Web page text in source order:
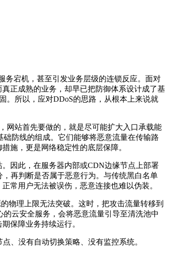
宕机，甚至引发业务层级的连锁反应。面对
正成熟的业务，却早已把防御体系设计成了基
。所以，应对DDoS的思路，从根本上来说就
站首先要做的，就是尽可能扩大入口承载能
防线的组成。它们能够将恶意流量在传输路
施，更是网络稳定性的底层保障。
因此，在服务器内部或CDN边缘节点上部署
再判断是否属于恶意行为。与传统黑白名单
常用户无法被误伤，恶意连接也难以伪装。
物理上限无法突破。这时，把攻击流量转移到
云安全服务，会将恶意流量引导至清洗池中
保障业务持续运行。
、没有自动切换策略、没有监控系统。